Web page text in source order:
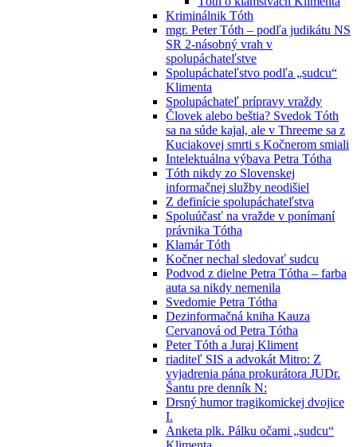
Kriminálnik Tóth
mgr. Peter Tóth – podľa judikátu NS
SR 2-násobný vrah v
spolupáchateľstve
Spolupáchateľstvo podľa „sudcu“
Klimenta
Spolupáchateľ prípravy vraždy
Človek alebo beštia? Svedok Tóth
sa na súde kajal, ale v Threeme sa z
Kuciakovej smrti s Kočnerom smiali
Intelektuálna výbava Petra Tótha
Tóth nikdy zo Slovenskej
informačnej služby neodišiel
Z definície spolupáchateľstva
Spoluúčasť na vražde v ponímaní
právnika Tótha
Klamár Tóth
Kočner nechal sledovať sudcu
Podvod z dielne Petra Tótha – farba
auta sa nikdy nemenila
Svedomie Petra Tótha
Dezinformačná kniha Kauza
Cervanová od Petra Tótha
Peter Tóth a Juraj Kliment
riaditeľ SIS a advokát Mitro: Z
vyjadrenia pána prokurátora JUDr.
Šantu pre denník N:
Drsný humor tragikomickej dvojice
I.
Anketa plk. Pálku očami „sudcu“